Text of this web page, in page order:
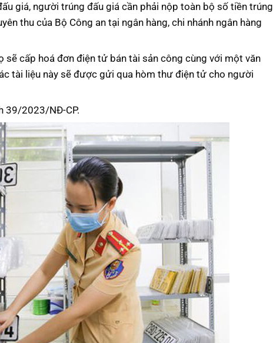
giá, người trúng đấu giá cần phải nộp toàn bộ số tiền trúng
thu của Bộ Công an tại ngân hàng, chi nhánh ngân hàng
sẽ cấp hoá đơn điện tử bán tài sản công cùng với một văn
tài liệu này sẽ được gửi qua hòm thư điện tử cho người
39/2023/NĐ-CP.